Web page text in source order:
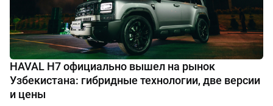
HAVAL H7 официально вышел на рынок
Узбекистана: гибридные технологии, две версии
и цены